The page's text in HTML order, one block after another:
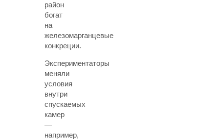
район
богат
на
железомарганцевые
конкреции.
Экспериментаторы
меняли
условия
внутри
спускаемых
камер
—
например,